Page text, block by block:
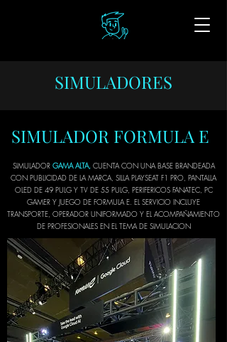
SIMULADORES
SIMULADOR FORMULA E
SIMULADOR GAMA ALTA,CUENTA CON UNA BASE BRANDEADA
CON PUBLICIDAD DE LA MARCA, SILLA PLAYSEAT F1 PRO, PANTALLA
OLED DE 49 PULG Y TV DE 55 PULG, PERIFERICOS FANATEC, PC
GAMER Y JUEGO DE FORMULA E. EL SERVICIO INCLUYE
TRANSPORTE, OPERADOR UNIFORMADO Y EL ACOMPAÑAMIENTO
DE PROFESIONALES EN EL TEMA DE SIMULACION